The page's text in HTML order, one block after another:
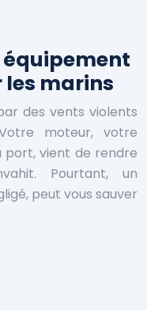
marins
des vents violents
moteur, votre
port, vient de rendre
Pourtant, un
peut vous sauver